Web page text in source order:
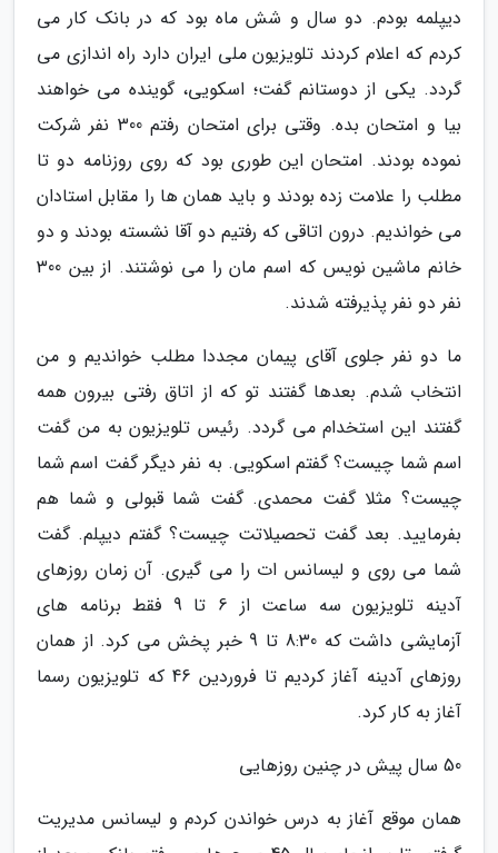
دیپلمه بودم. دو سال و شش ماه بود که در بانک کار می
کردم که اعلام کردند تلویزیون ملی ایران دارد راه اندازی می
گردد. یکی از دوستانم گفت؛ اسکویی، گوینده می خواهند
بیا و امتحان بده. وقتی برای امتحان رفتم 300 نفر شرکت
نموده بودند. امتحان این طوری بود که روی روزنامه دو تا
مطلب را علامت زده بودند و باید همان ها را مقابل استادان
می خواندیم. درون اتاقی که رفتیم دو آقا نشسته بودند و دو
خانم ماشین نویس که اسم مان را می نوشتند. از بین 300
نفر دو نفر پذیرفته شدند.
ما دو نفر جلوی آقای پیمان مجددا مطلب خواندیم و من
انتخاب شدم. بعدها گفتند تو که از اتاق رفتی بیرون همه
گفتند این استخدام می گردد. رئیس تلویزیون به من گفت
اسم شما چیست؟ گفتم اسکویی. به نفر دیگر گفت اسم شما
چیست؟ مثلا گفت محمدی. گفت شما قبولی و شما هم
بفرمایید. بعد گفت تحصیلاتت چیست؟ گفتم دیپلم. گفت
شما می روی و لیسانس ات را می گیری. آن زمان روزهای
آدینه تلویزیون سه ساعت از 6 تا 9 فقط برنامه های
آزمایشی داشت که 8:30 تا 9 خبر پخش می کرد. از همان
روزهای آدینه آغاز کردیم تا فروردین 46 که تلویزیون رسما
آغاز به کار کرد.
50 سال پیش در چنین روزهایی
همان موقع آغاز به درس خواندن کردم و لیسانس مدیریت